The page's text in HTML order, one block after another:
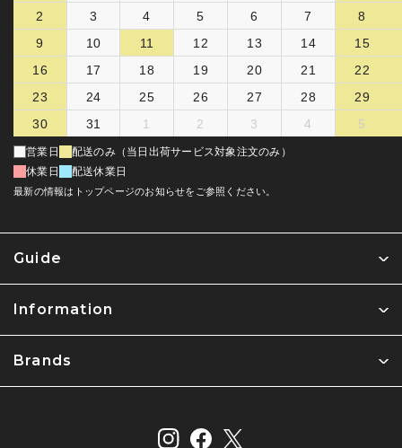
Guide
Information
Brands
2
3 4 5 6 7
8
9
10 11 12 13 14
15
16
17 18 19 20 21
22
23
24 25 26 27 28
29
30
31 1 2 3 4 5
営業日
配送のみ（当日出荷サービス対象注文のみ）
休業日
配送休業日
最新の情報はトップページのお知らせをご参照ください。